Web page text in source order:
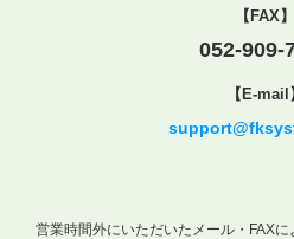
【FAX】
052-909-
【E-mail
営業時間外にいただいたメール・FAX